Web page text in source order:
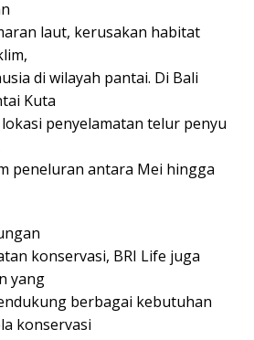
laut, kerusakan habitat
di wilayah pantai. Di Bali
Kuta
penyelamatan telur penyu
peneluran antara Mei hingga
konservasi, BRI Life juga
yang
berbagai kebutuhan
konservasi